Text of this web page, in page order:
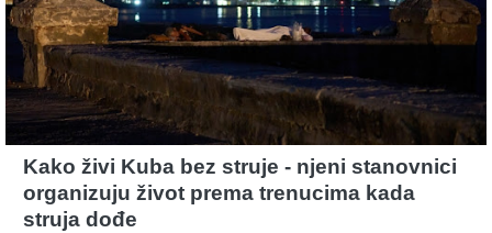
Kako živi Kuba bez struje - njeni stanovnici
organizuju život prema trenucima kada
struja dođe